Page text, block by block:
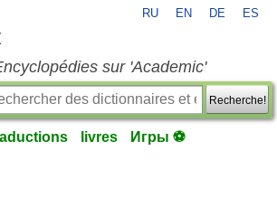
RU EN DE ES
sur 'Academic'
Recherche!
livres Игры ⚽